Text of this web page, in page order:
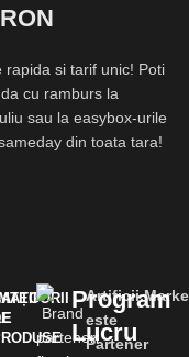
rapida si tarif unic! Poti
cu ramburs la
sau la easybox-urile
din toata tara!
Program
Lucru
este
Partener